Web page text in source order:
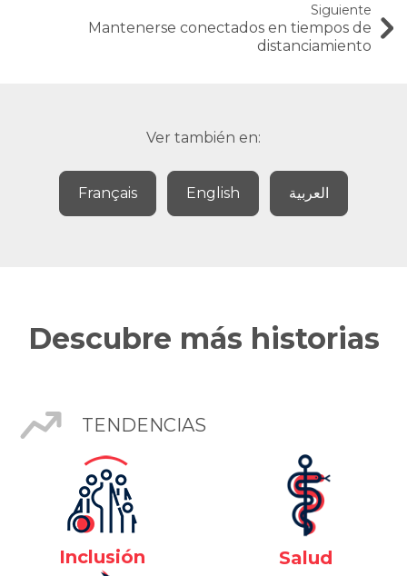
Siguiente
Mantenerse conectados en tiempos de
distanciamiento
Ver también en:
Français English العربية
Descubre más historias
TENDENCIAS
Inclusión Salud